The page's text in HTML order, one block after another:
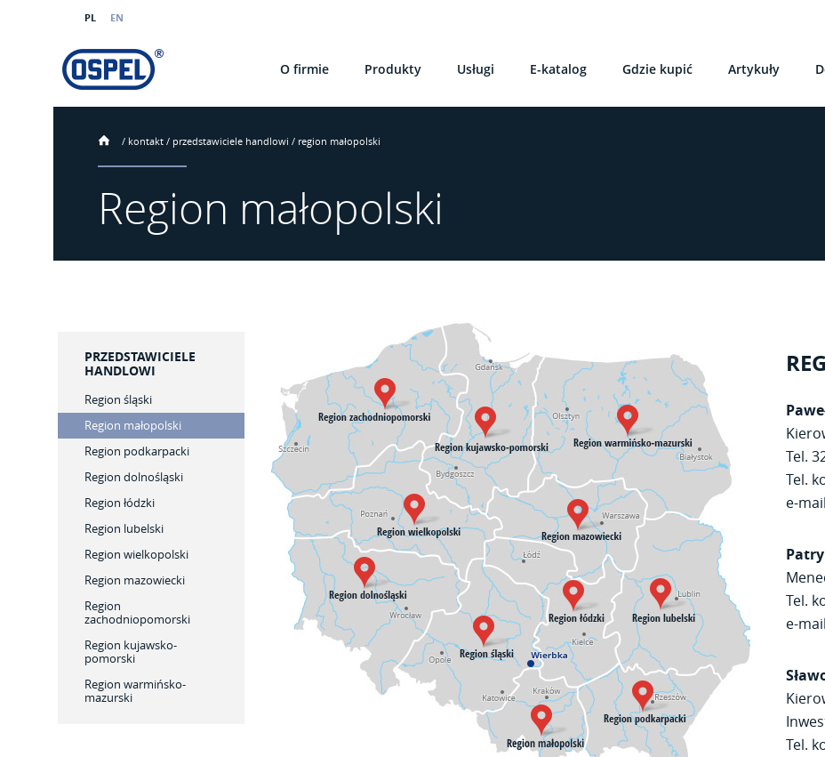
PL EN
O firmie Produkty Usługi E-katalog Gdzie kupić Artykuły
/ kontakt / przedstawiciele handlowi / region małopolski
Region małopolski
PRZEDSTAWICIELE
HANDLOWI
Region śląski
Region małopolski
Region podkarpacki
Region dolnośląski
Region łódzki
Region lubelski
Region wielkopolski
Region mazowiecki
Region
zachodniopomorski
Region kujawsko-
pomorski
Region warmińsko-
mazurski
Tel.
Tel.
e-
Tel.
e-
Tel.